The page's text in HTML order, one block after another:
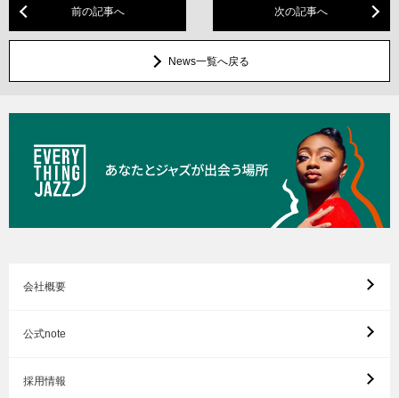
前の記事へ 次の記事へ
News一覧へ戻る
会社概要
公式note
採用情報